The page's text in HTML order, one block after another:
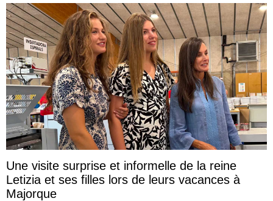
Une visite surprise et informelle de la reine
Letizia et ses filles lors de leurs vacances à
Majorque